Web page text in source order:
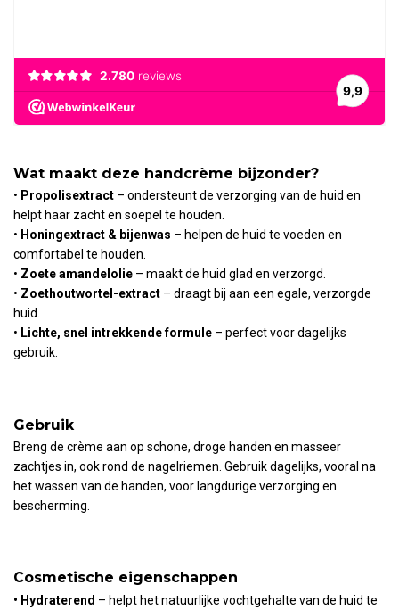
Wat maakt deze handcrème bijzonder?
• Propolisextract – ondersteunt de verzorging van de huid en
helpt haar zacht en soepel te houden.
• Honingextract & bijenwas – helpen de huid te voeden en
comfortabel te houden.
• Zoete amandelolie – maakt de huid glad en verzorgd.
• Zoethoutwortel-extract – draagt bij aan een egale, verzorgde
huid.
• Lichte, snel intrekkende formule – perfect voor dagelijks
gebruik.
Gebruik
Breng de crème aan op schone, droge handen en masseer
zachtjes in, ook rond de nagelriemen. Gebruik dagelijks, vooral na
het wassen van de handen, voor langdurige verzorging en
bescherming.
Cosmetische eigenschappen
• Hydraterend – helpt het natuurlijke vochtgehalte van de huid te